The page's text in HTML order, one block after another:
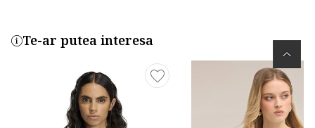
Te-ar putea interesa